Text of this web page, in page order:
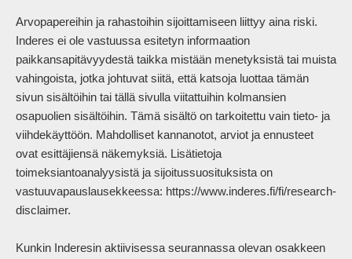
Arvopapereihin ja rahastoihin sijoittamiseen liittyy aina riski.
Inderes ei ole vastuussa esitetyn informaation
paikkansapitävyydestä taikka mistään menetyksistä tai muista
vahingoista, jotka johtuvat siitä, että katsoja luottaa tämän
sivun sisältöihin tai tällä sivulla viitattuihin kolmansien
osapuolien sisältöihin. Tämä sisältö on tarkoitettu vain tieto- ja
viihdekäyttöön. Mahdolliset kannanotot, arviot ja ennusteet
ovat esittäjiensä näkemyksiä. Lisätietoja
toimeksiantoanalyysistä ja sijoitussuosituksista on
vastuuvapauslausekkeessa: https://www.inderes.fi/fi/research-
disclaimer.
Kunkin Inderesin aktiivisessa seurannassa olevan osakkeen